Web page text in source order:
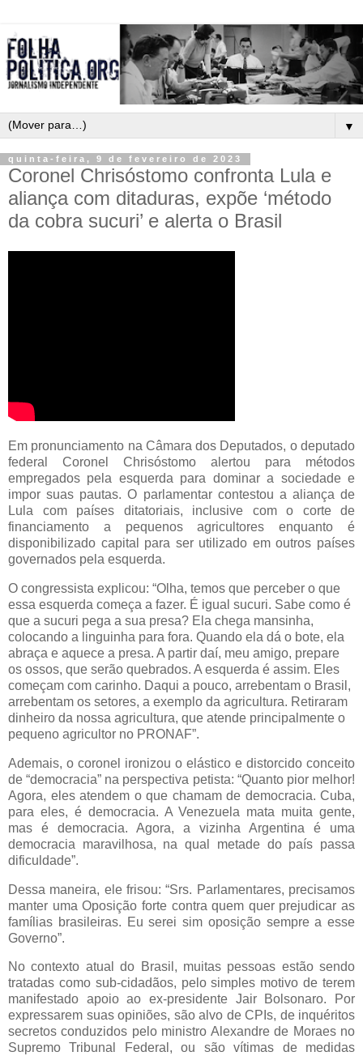
▼
quinta-feira, 9 de fevereiro de 2023
Coronel Chrisóstomo confronta Lula e
aliança com ditaduras, expõe ‘método
da cobra sucuri’ e alerta o Brasil
Em pronunciamento na Câmara dos Deputados, o deputado
federal Coronel Chrisóstomo alertou para métodos
empregados pela esquerda para dominar a sociedade e
impor suas pautas. O parlamentar contestou a aliança de
Lula com países ditatoriais, inclusive com o corte de
financiamento a pequenos agricultores enquanto é
disponibilizado capital para ser utilizado em outros países
governados pela esquerda.
O congressista explicou: “Olha, temos que perceber o que
essa esquerda começa a fazer. É igual sucuri. Sabe como é
que a sucuri pega a sua presa? Ela chega mansinha,
colocando a linguinha para fora. Quando ela dá o bote, ela
abraça e aquece a presa. A partir daí, meu amigo, prepare
os ossos, que serão quebrados. A esquerda é assim. Eles
começam com carinho. Daqui a pouco, arrebentam o Brasil,
arrebentam os setores, a exemplo da agricultura. Retiraram
dinheiro da nossa agricultura, que atende principalmente o
pequeno agricultor no PRONAF”.
Ademais, o coronel ironizou o elástico e distorcido conceito
de “democracia” na perspectiva petista: “Quanto pior melhor!
Agora, eles atendem o que chamam de democracia. Cuba,
para eles, é democracia. A Venezuela mata muita gente,
mas é democracia. Agora, a vizinha Argentina é uma
democracia maravilhosa, na qual metade do país passa
dificuldade”.
Dessa maneira, ele frisou: “Srs. Parlamentares, precisamos
manter uma Oposição forte contra quem quer prejudicar as
famílias brasileiras. Eu serei sim oposição sempre a esse
Governo”.
No contexto atual do Brasil, muitas pessoas estão sendo
tratadas como sub-cidadãos, pelo simples motivo de terem
manifestado apoio ao ex-presidente Jair Bolsonaro. Por
expressarem suas opiniões, são alvo de CPIs, de inquéritos
secretos conduzidos pelo ministro Alexandre de Moraes no
Supremo Tribunal Federal, ou são vítimas de medidas